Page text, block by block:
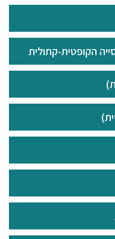
הקופטית-קתולית